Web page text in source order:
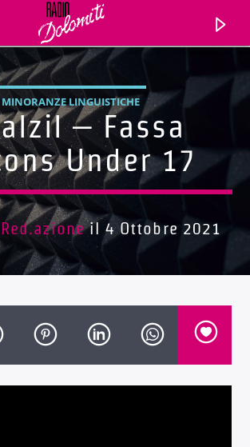
MINORANZE LINGUISTICHE
– Fassa
Under 17
Red.azioneil 4 Ottobre 2021